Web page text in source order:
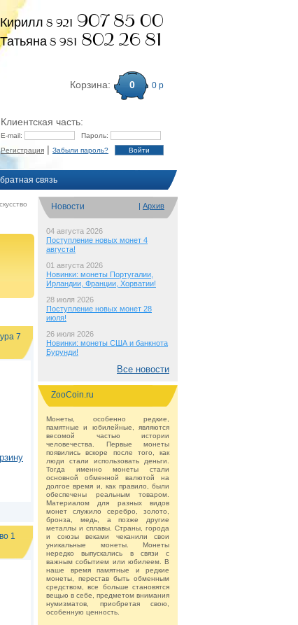
Кирилл 8 921 907 85 00
Татьяна 8 981 802 26 81
Корзина: 0 0 р
Клиентская часть:
E-mail:
Пароль:
Регистрация | Забыли пароль?
связь
Новости | Архив
04 августа 2026
Поступление новых монет 4
августа!
01 августа 2026
Новинки: монеты Португалии,
Ирландии, Франции, Хорватии!
28 июля 2026
Поступление новых монет 28
июля!
26 июля 2026
Новинки: монеты США и банкнота
Бурунди!
Все новости
ZooCoin.ru
Монеты, особенно редкие,
памятные и юбилейные, являются
весомой частью истории
человечества. Первые монеты
появились вскоре после того, как
люди стали использовать деньги.
Тогда именно монеты стали
основной обменной валютой на
долгое время и, как правило, были
обеспечены реальным товаром.
Материалом для разных видов
монет служило серебро, золото,
бронза, медь, а позже другие
металлы и сплавы. Страны, города
и союзы веками чеканили свои
уникальные монеты. Монеты
нередко выпускались в связи с
важным событием или юбилеем. В
наше время памятные и редкие
монеты, перестав быть обменным
средством, все больше становятся
вещью в себе, предметом внимания
нумизматов, приобретая свою,
особенную ценность.
7
1